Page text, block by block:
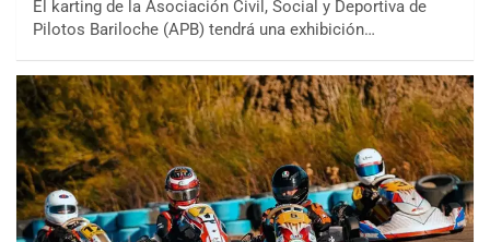
El karting de la Asociación Civil, Social y Deportiva de
Pilotos Bariloche (APB) tendrá una exhibición…